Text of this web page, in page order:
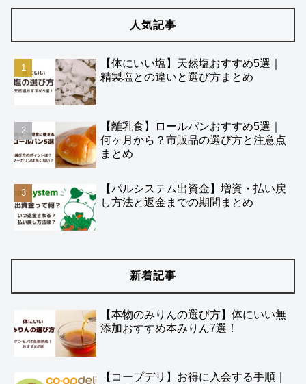
人気記事
【体にいい塩】天然塩おすすめ5選｜
精製塩との違いと選び方まとめ
【離乳食】ロールパンおすすめ5選｜
何ヶ月から？市販品の選び方と注意点
まとめ
【パルシステム出資金】増資・払い戻
し方法と返金までの期間まとめ
新着記事
【本物のみりんの選び方】体にいい無
添加おすすめ本みりん7選！
【コープデリ】お得に入会する手順｜